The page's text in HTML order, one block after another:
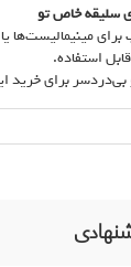
سلیقه خاص تو
مینیمالیست‌ها
استفاده.
برای خرید